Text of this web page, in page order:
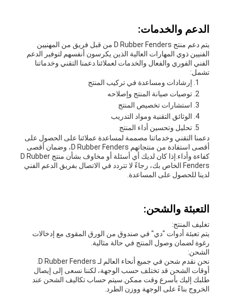
الدعم والخدمات:
يتم دعم منتج D Rubber Fenders من قبل فريق من المهنيين
الفنيين ذوي المهارات العالية الذين يكرسون أنفسهم لتوفير الدعم
الفني الفوري والفعال والخدمات لعملائنا.دعمنا التقني وخدماتنا
تشمل:
إرشادات ومساعدة في تركيب المنتج
توصيات صيانة المنتج وإصلاحه
استشارات تخصيص المنتج
الوثائق التقنية ومواد التدريب
تحليل وتحسين أداء المنتج
دعمنا التقني وخدماتنا مصممة لمساعدة عملائنا على الحصول على
أقصى استفادة من منتجاتهم D Rubber Fenders، وضمان أقصى
كفاءة وأداء.إذا كان لديك أي أسئلة أو مخاوف بشأن منتج D Rubber
Fenders الخاص بك، رجاءً لا تتردد في الاتصال بفريق الدعم الفني
لدينا للحصول على المساعدة.
التعبئة والشحن:
تغليف المنتج:
يتم تعبئة أدوات "دي" في صندوق من الورق المقوى مع إدخالات
رغوة لضمان وصول المنتج في حالة مثالية.
الشحن:
نحن نقدم شحن في جميع أنحاء العالم لـ D Rubber Fenders.
أوقات الشحن قد تختلف حسب الوجهة، لكننا نسعى إلى إيصال
طلبك إليك بأسرع وقت ممكن.سيتم حساب تكاليف الشحن عند
الخروج بناءً على الوجهة ووزن الطرد.